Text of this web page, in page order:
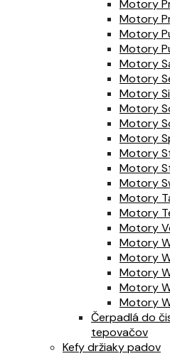
Motory
Motory
Motory
Motory
Motory
Motory
Motory
Motory
Motory
Motory
Motory
Motory
Motory
Motory
Motory
Motory
Motory
Motory
Motory
Motory
Motory
Čerpadlá do
tepovačov
Kefy držiaky padov